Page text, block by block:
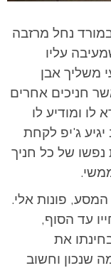
נחל מרזבה
עליו
משליך אבן
חניכים אחרים
לו ומודיע לו
ג'יפ לקחת
של כל חניך
פונות אלי.
עד הסוף,
את
שנכון וחשוב